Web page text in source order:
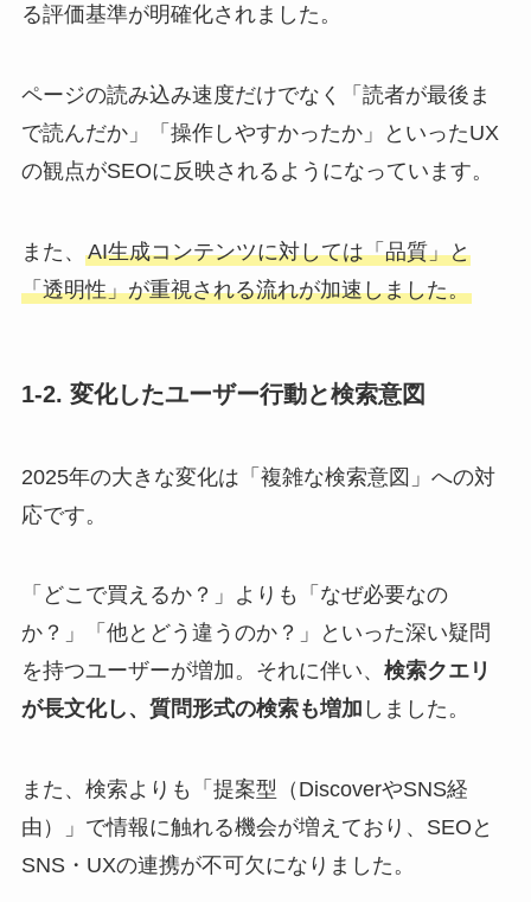
る評価基準が明確化されました。
ページの読み込み速度だけでなく「読者が最後ま
で読んだか」「操作しやすかったか」といったUX
の観点がSEOに反映されるようになっています。
また、 AI生成コンテンツに対しては「品質」と
「透明性」が重視される流れが加速しました。
1-2. 変化したユーザー行動と検索意図
2025年の大きな変化は「複雑な検索意図」への対
応です。
「どこで買えるか？」よりも「なぜ必要なの
か？」「他とどう違うのか？」といった深い疑問
を持つユーザーが増加。それに伴い、 検索クエリ
が長文化し、質問形式の検索も増加 しました。
また、検索よりも「提案型（DiscoverやSNS経
由）」で情報に触れる機会が増えており、SEOと
SNS・UXの連携が不可欠になりました。